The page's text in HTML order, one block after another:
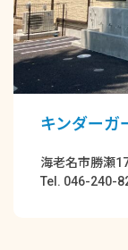
キンダーガ
海老名市勝瀬
Tel. 046-240-